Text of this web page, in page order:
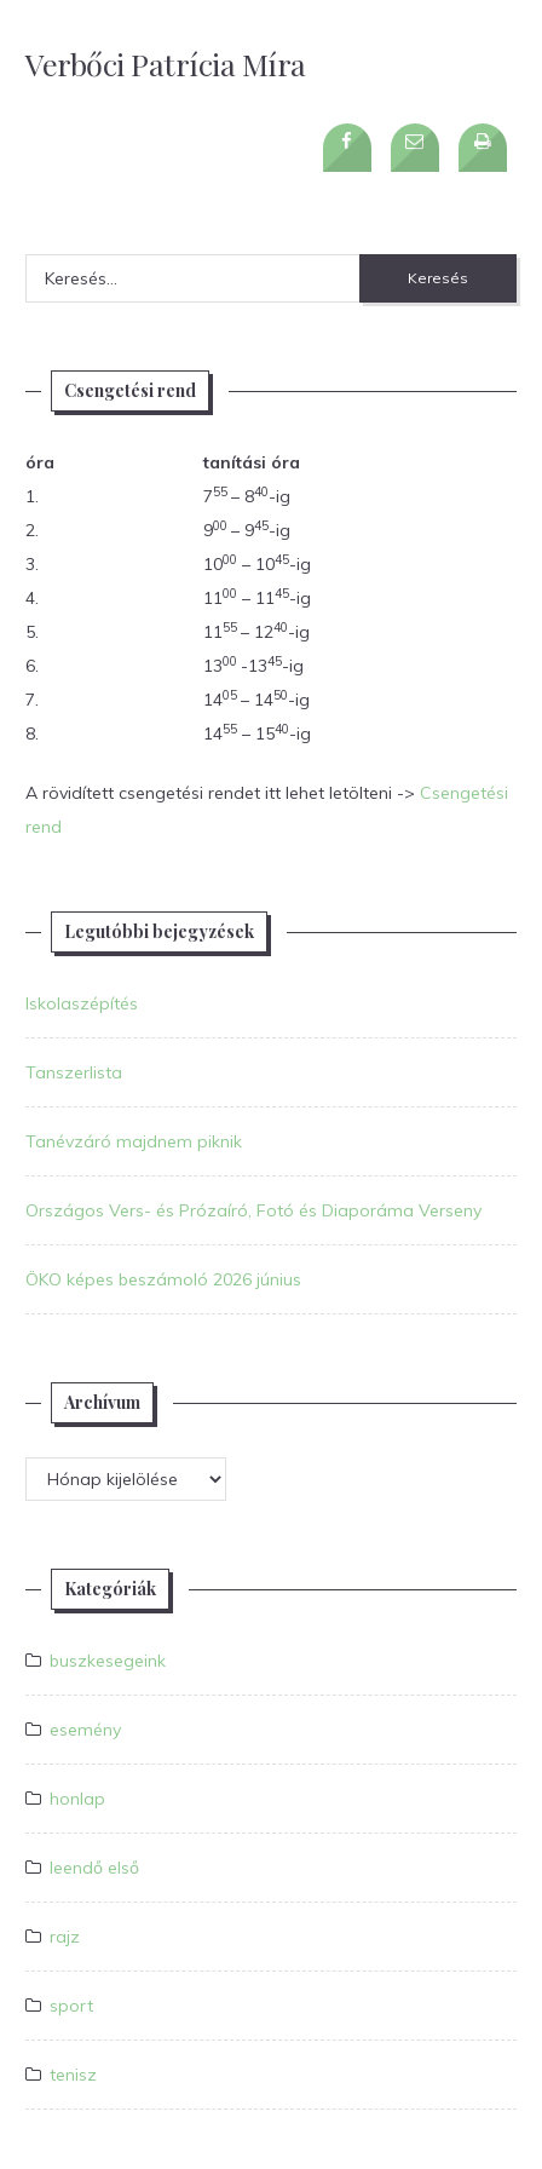
Verbőci Patrícia Míra
Keresés:
Csengetési rend
óra
tanítási óra
1.
755 – 840-ig
2.
900 – 945-ig
3.
1000 – 1045-ig
4.
1100 – 1145-ig
5.
1155 – 1240-ig
6.
1300 -1345-ig
7.
1405 – 1450-ig
8.
1455 – 1540-ig
A rövidített csengetési rendet itt lehet letölteni -> Csengetési
rend
Legutóbbi bejegyzések
Iskolaszépítés
Tanszerlista
Tanévzáró majdnem piknik
Országos Vers- és Prózaíró, Fotó és Diaporáma Verseny
ÖKO képes beszámoló 2026 június
Archívum
Archívum
Kategóriák
buszkesegeink
esemény
honlap
leendő első
rajz
sport
tenisz